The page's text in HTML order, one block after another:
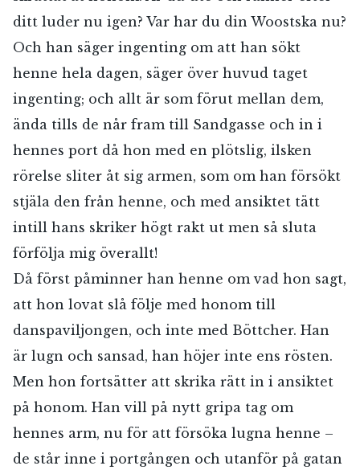
ditt luder nu igen? Var har du din Woostska nu?
Och han säger ingenting om att han sökt
henne hela dagen, säger över huvud taget
ingenting; och allt är som förut mellan dem,
ända tills de når fram till Sandgasse och in i
hennes port då hon med en plötslig, ilsken
rörelse sliter åt sig armen, som om han försökt
stjäla den från henne, och med ansiktet tätt
intill hans skriker högt rakt ut men så sluta
förfölja mig överallt!
Då först påminner han henne om vad hon sagt,
att hon lovat slå följe med honom till
danspaviljongen, och inte med Böttcher. Han
är lugn och sansad, han höjer inte ens rösten.
Men hon fortsätter att skrika rätt in i ansiktet
på honom. Han vill på nytt gripa tag om
hennes arm, nu för att försöka lugna henne –
de står inne i portgången och utanför på gatan